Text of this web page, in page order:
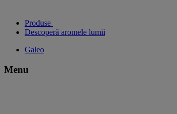
Produse
Descoperă aromele lumii
Galeo
Menu